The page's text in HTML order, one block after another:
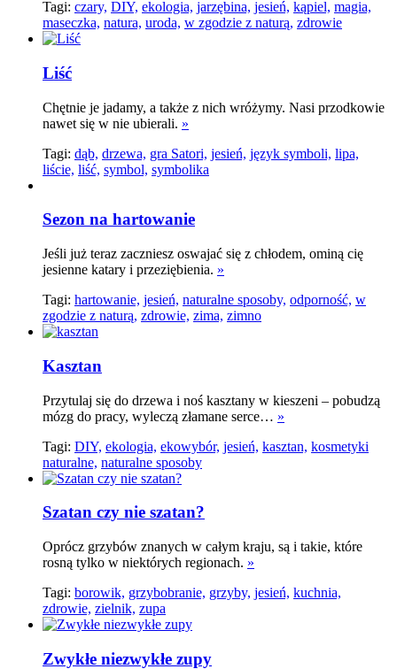
Tagi: czary, DIY, ekologia, jarzębina, jesień, kąpiel, magia,
maseczka, natura, uroda, w zgodzie z naturą, zdrowie
Liść
Chętnie je jadamy, a także z nich wróżymy. Nasi przodkowie
nawet się w nie ubierali. »
Tagi: dąb, drzewa, gra Satori, jesień, język symboli, lipa,
liście, liść, symbol, symbolika
Sezon na hartowanie
Jeśli już teraz zaczniesz oswajać się z chłodem, ominą cię
jesienne katary i przeziębienia. »
Tagi: hartowanie, jesień, naturalne sposoby, odporność, w
zgodzie z naturą, zdrowie, zima, zimno
Kasztan
Przytulaj się do drzewa i noś kasztany w kieszeni – pobudzą
mózg do pracy, wyleczą złamane serce… »
Tagi: DIY, ekologia, ekowybór, jesień, kasztan, kosmetyki
naturalne, naturalne sposoby
Szatan czy nie szatan?
Oprócz grzybów znanych w całym kraju, są i takie, które
rosną tylko w niektórych regionach. »
Tagi: borowik, grzybobranie, grzyby, jesień, kuchnia,
zdrowie, zielnik, zupa
Zwykłe niezwykłe zupy